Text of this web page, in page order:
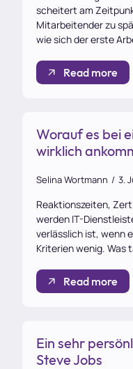
scheitert am
Mitarbeitender zu
wie sich der erste
Read more
Worauf es bei
wirklich
Selina Wortmann 3.
Reaktionszeiten,
werden IT-
verlässlich ist, wenn
Kriterien wenig. Was
Read more
Ein sehr
Steve Jobs